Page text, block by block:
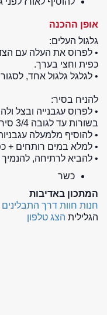
אופן ההכנה
גלגול העלים:
• לפרוס את העלה עם
כפית וחצי בערך.
• לגלגל גלגול אחד,
להניח בסיר:
• לפרוס עגבנייה ובצל
בשורות עד לגובה 3/4 סיר.
• להוסיף מלמעלה
• למלא במים רותחים +
• להביא לרתיחה,
כשר
המתכון באדיבות
חנות חוות דרך התבלינים
הגלילית הצג טלפון